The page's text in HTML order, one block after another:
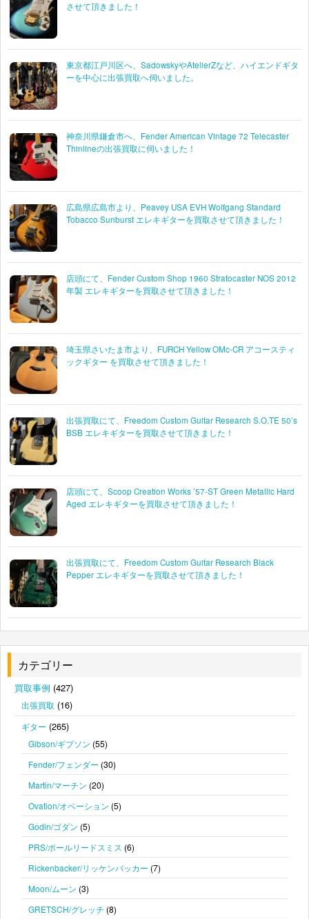
させて頂きました！
東京都江戸川区へ、SadowskyやAtelierZなど、ハイエンドギタ
ーを中心に出張買取へ伺いました。
神奈川県鎌倉市へ、Fender American Vintage 72 Telecaster
Thinlineの出張買取に伺いました！
広島県広島市より、Peavey USA EVH Wolfgang Standard
Tobacco Sunburst エレキギターを買取させて頂きました！
店頭にて、Fender Custom Shop 1960 Stratocaster NOS 2012
年製 エレキギターを買取させて頂きました！
埼玉県さいたま市より、FURCH Yellow OMc-CR アコースティ
ックギター を買取させて頂きました！
出張買取にて、Freedom Custom Guitar Research S.O.TE 50’s
BSB エレキギターを買取させて頂きました！
店頭にて、Scoop Creation Works ’57-ST Green Metallic Hard
Aged エレキギターを買取させて頂きました！
出張買取にて、Freedom Custom Guitar Research Black
Pepper エレキギターを買取させて頂きました！
カテゴリー
買取事例 (427)
出張買取 (16)
ギター (265)
Gibson/ギブソン (55)
Fender/フェンダー (30)
Martin/マーチン (20)
Ovation/オベーション (5)
Godin/ゴダン (5)
PRS/ポールリードスミス (6)
Rickenbacker/リッケンバッカー (7)
Moon/ムーン (3)
GRETSCH/グレッチ (8)